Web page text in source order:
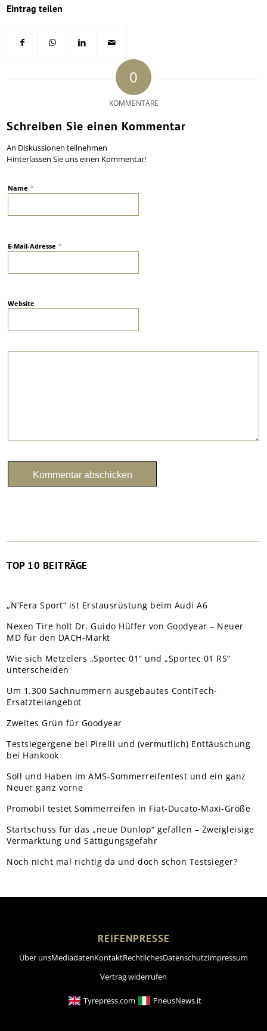
Eintrag teilen
0
KOMMENTARE
Schreiben Sie einen Kommentar
An Diskussionen teilnehmen
Hinterlassen Sie uns einen Kommentar!
Name*
E-Mail-Adresse*
Website
TOP 10 BEITRÄGE
„N’Fera Sport“ ist Erstausrüstung beim Audi A6
Nexen Tire holt Dr. Guido Hüffer von Goodyear – Neuer
MD für den DACH-Markt
Wie sich Metzelers „Sportec 01“ und „Sportec 01 RS“
unterscheiden
Um 1.300 Sachnummern ausgebautes ContiTech-
Ersatzteilangebot
Zweites Grün für Goodyear
Testsiegergene bei Pirelli und (vermutlich) Enttäuschung
bei Hankook
Soll und Haben im AMS-Sommerreifentest und ein ganz
Neuer ganz vorne
Promobil testet Sommerreifen in Fiat-Ducato-Maxi-Größe
Startschuss für das „neue Dunlop“ gefallen – Zweigleisige
Vermarktung und Sättigungsgefahr
Noch nicht mal richtig da und doch schon Testsieger?
REIFENPRESSE
Über unsMediadatenKontaktRechtlichesDatenschutzImpressum
Vertrag widerrufen
Tyrepress.com PneusNews.it